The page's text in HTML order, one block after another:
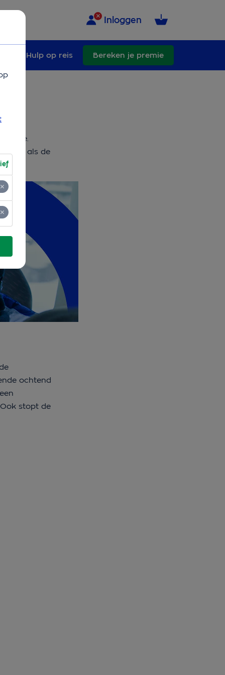
Inloggen
Hulp op reis Bereken je premie
keuze.
Net als de
ochtend
stopt de